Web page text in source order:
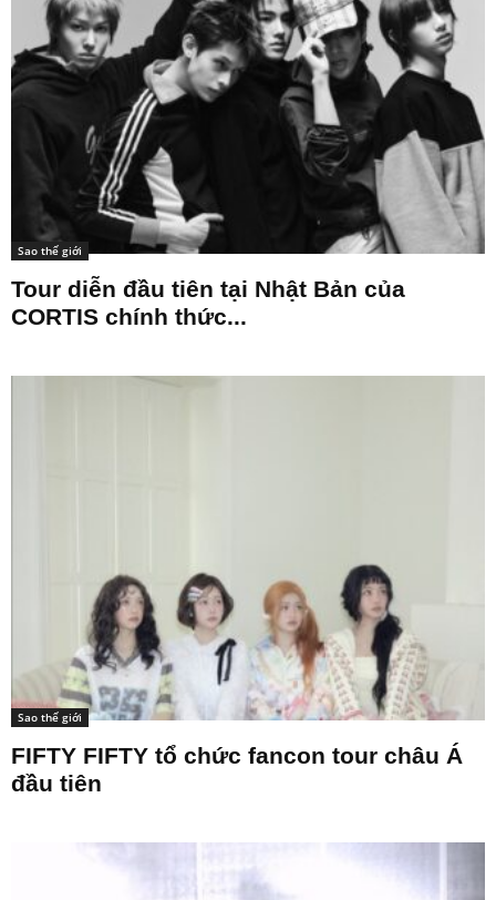
Sao thế giới
Tour diễn đầu tiên tại Nhật Bản của
CORTIS chính thức...
Sao thế giới
FIFTY FIFTY tổ chức fancon tour châu Á
đầu tiên